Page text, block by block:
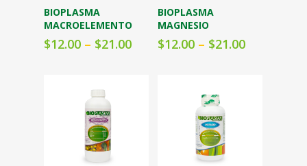
Seleccionar
opciones
BIOPLASMA
MACROELEMENTO
$12.00 – $21.00
Seleccionar
opciones
BIOPLASMA
MAGNESIO
$12.00– $21.00